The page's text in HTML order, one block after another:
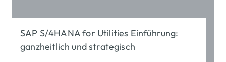
SAP S/4HANA for Utilities Einführung:
ganzheitlich und strategisch